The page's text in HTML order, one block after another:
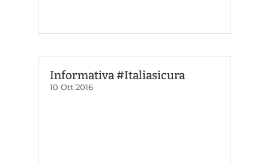
Informativa #Italiasicura
10 Ott 2016